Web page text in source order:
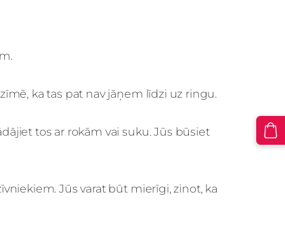
ka tas pat nav jāņem līdzi uz ringu.
tos ar rokām vai suku. Jūs būsiet
Jūs varat būt mierīgi, zinot, ka